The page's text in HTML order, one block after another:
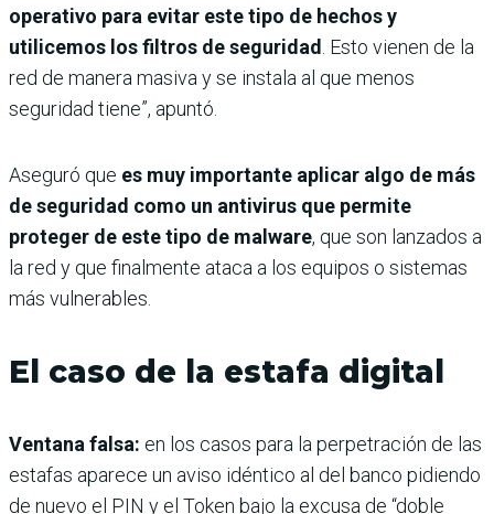
operativo para evitar este tipo de hechos y
utilicemos los filtros de seguridad . Esto vienen de la
red de manera masiva y se instala al que menos
seguridad tiene”, apuntó.
Aseguró que es muy importante aplicar algo de más
de seguridad como un antivirus que permite
proteger de este tipo de malware, que son lanzados a
la red y que finalmente ataca a los equipos o sistemas
más vulnerables.
El caso de la estafa digital
Ventana falsa: en los casos para la perpetración de las
estafas aparece un aviso idéntico al del banco pidiendo
de nuevo el PIN y el Token bajo la excusa de “doble